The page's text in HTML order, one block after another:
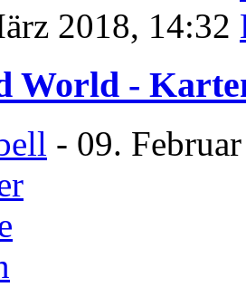
2018, 14:32
World -
- 09.